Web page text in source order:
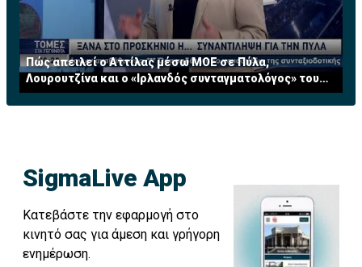
Πώς απειλεί ο Αττίλας μέσω ΜΟΕ σε Πύλα,
Λουρουτζίνα και ο «Ιρλανδός συνταγματολόγος» του
ΟΗΕ
SigmaLive App
Κατεβάστε την εφαρμογή στο
κινητό σας για άμεση και γρήγορη
ενημέρωση.